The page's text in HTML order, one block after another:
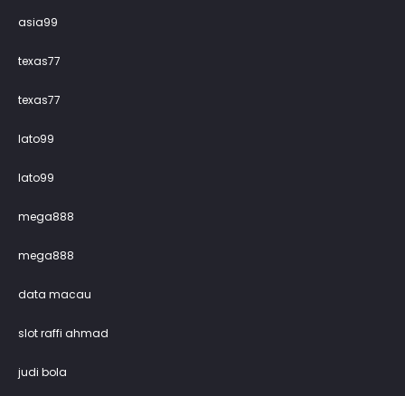
asia99
texas77
texas77
lato99
lato99
mega888
mega888
data macau
slot raffi ahmad
judi bola